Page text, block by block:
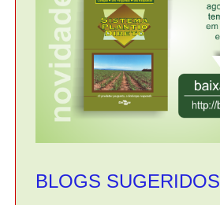
BLOGS SUGERIDOS